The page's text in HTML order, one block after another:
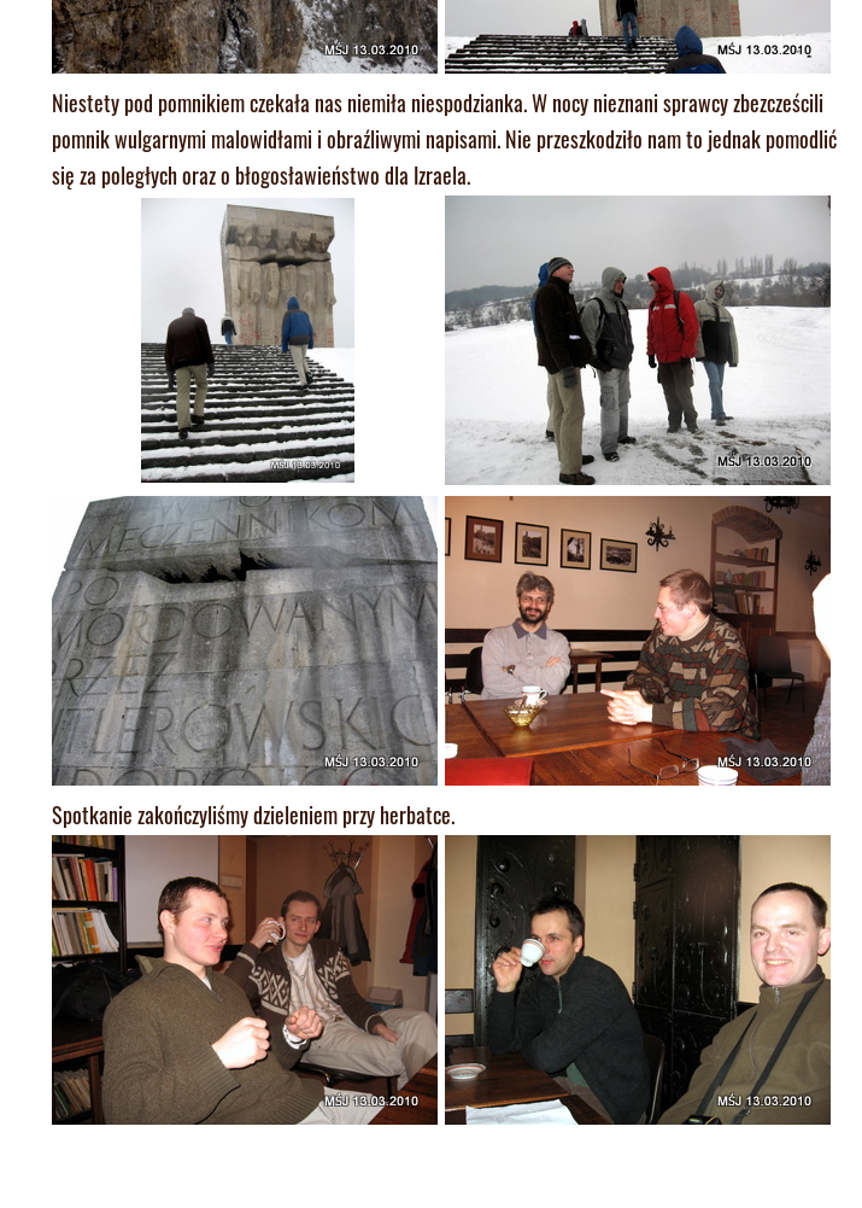
Niestety pod pomnikiem czekała nas niemiła niespodzianka. W nocy nieznani sprawcy zbezcześcili
pomnik wulgarnymi malowidłami i obraźliwymi napisami. Nie przeszkodziło nam to jednak pomodlić
się za poległych oraz o błogosławieństwo dla Izraela.
Spotkanie zakończyliśmy dzieleniem przy herbatce.